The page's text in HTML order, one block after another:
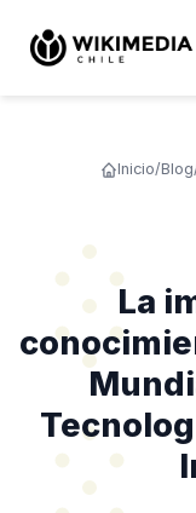
Inicio/Blog
La